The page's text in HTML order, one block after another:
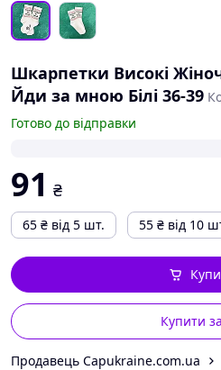
Шкарпетки Високі
Йди за мною Білі 36-39
Готово до відправки
91 ₴
65 ₴ від 5 шт. 55 ₴ від 10
Купити
Продавець Capukraine.com.ua